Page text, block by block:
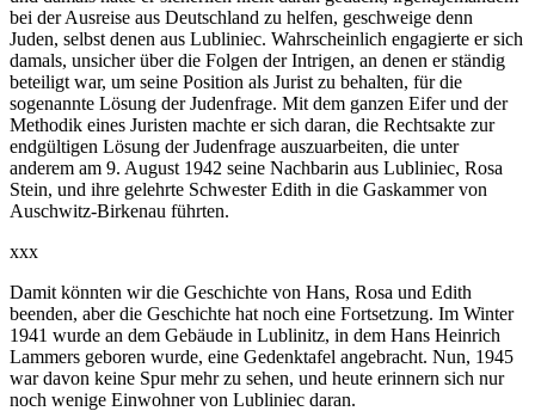
bei der Ausreise aus Deutschland zu helfen, geschweige denn
Juden, selbst denen aus Lubliniec. Wahrscheinlich engagierte er sich
damals, unsicher über die Folgen der Intrigen, an denen er ständig
beteiligt war, um seine Position als Jurist zu behalten, für die
sogenannte Lösung der Judenfrage. Mit dem ganzen Eifer und der
Methodik eines Juristen machte er sich daran, die Rechtsakte zur
endgültigen Lösung der Judenfrage auszuarbeiten, die unter
anderem am 9. August 1942 seine Nachbarin aus Lubliniec, Rosa
Stein, und ihre gelehrte Schwester Edith in die Gaskammer von
Auschwitz-Birkenau führten.
xxx
Damit könnten wir die Geschichte von Hans, Rosa und Edith
beenden, aber die Geschichte hat noch eine Fortsetzung. Im Winter
1941 wurde an dem Gebäude in Lublinitz, in dem Hans Heinrich
Lammers geboren wurde, eine Gedenktafel angebracht. Nun, 1945
war davon keine Spur mehr zu sehen, und heute erinnern sich nur
noch wenige Einwohner von Lubliniec daran.